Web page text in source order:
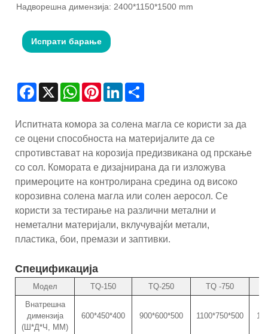
Надворешна димензија: 2400*1150*1500 mm
Испрати барање
Facebook
X WhatsAppPinterestLinkedIn
Испитната комора за солена магла се користи за да
се оцени способноста на материјалите да се
спротивстават на корозија предизвикана од прскање
со сол. Комората е дизајнирана да ги изложува
примероците на контролирана средина од високо
корозивна солена магла или солен аеросол. Се
користи за тестирање на различни метални и
неметални материјали, вклучувајќи метали,
пластика, бои, премази и заптивки.
Спецификација
Модел TQ-150 TQ-250 TQ -750
Внатрешна
димензија
(Ш*Д*Ч, ММ)
600*450*400 900*600*500 1100*750*500